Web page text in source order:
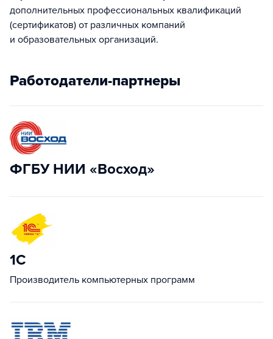
дополнительных профессиональных квалификаций
(сертификатов) от различных компаний
и образовательных организаций.
Работодатели-партнеры
ФГБУ НИИ «Восход»
1С
Производитель компьютерных программ